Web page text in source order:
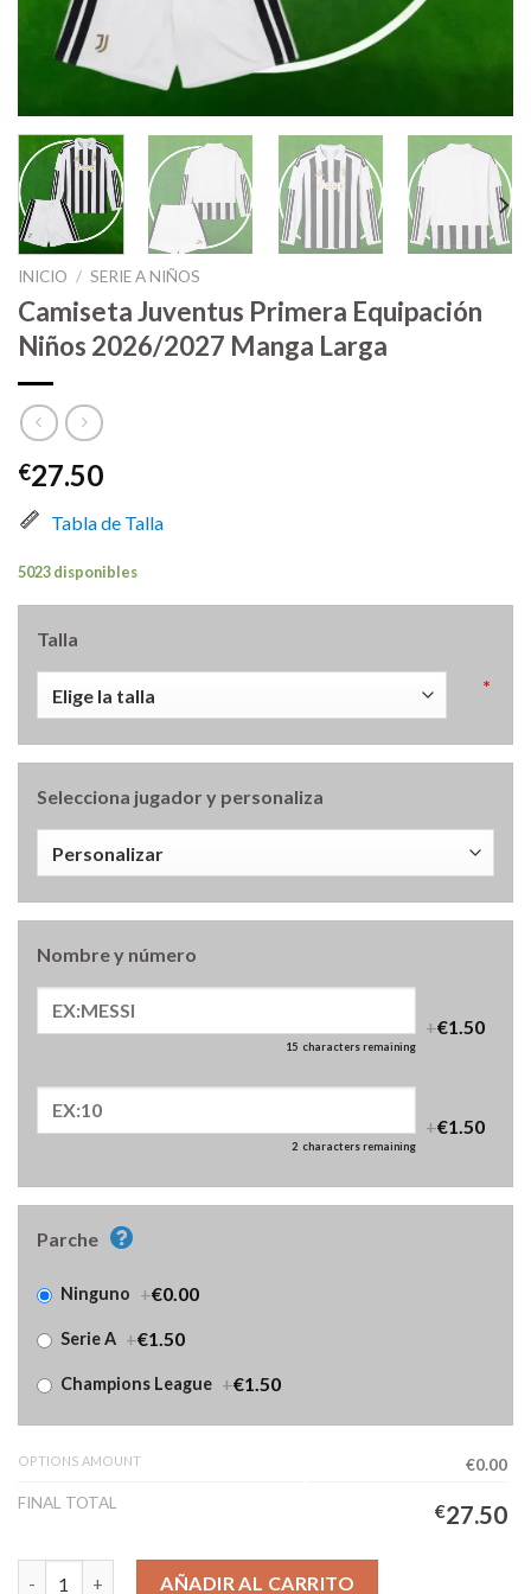
INICIO / SERIE A NIÑOS
Camiseta Juventus Primera Equipación
Niños 2026/2027 Manga Larga
€27.50
Tabla de Talla
5023 disponibles
Talla
*
Selecciona jugador y personaliza
Nombre y número
15 characters remaining
+€1.50
2 characters remaining
+€1.50
Parche
Ninguno +€0.00
Serie A +€1.50
Champions League +€1.50
OPTIONS AMOUNT
€0.00
FINAL TOTAL
€27.50
Camiseta Juventus Primera Equipación Niños 2026/2027
AÑADIR AL CARRITO